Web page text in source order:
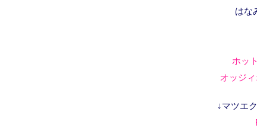
はな
ホッ
オッジ
↓マツエ